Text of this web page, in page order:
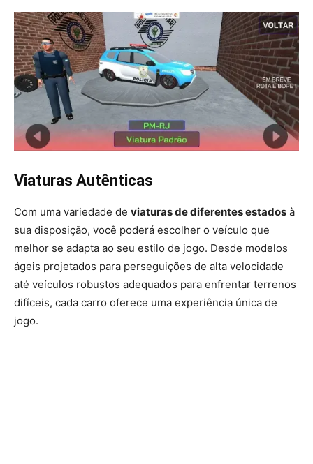
Viaturas Autênticas
Com uma variedade de viaturas de diferentes estados à
sua disposição, você poderá escolher o veículo que
melhor se adapta ao seu estilo de jogo. Desde modelos
ágeis projetados para perseguições de alta velocidade
até veículos robustos adequados para enfrentar terrenos
difíceis, cada carro oferece uma experiência única de
jogo.